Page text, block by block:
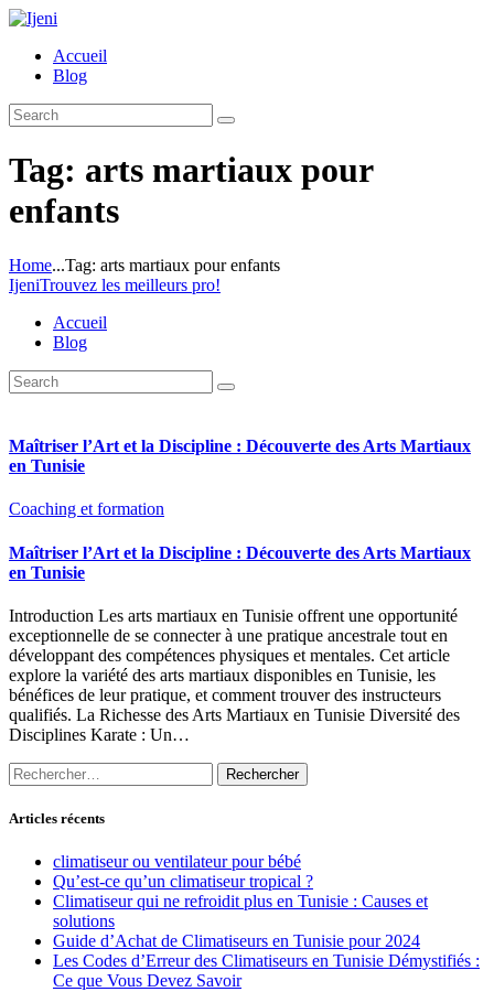
Accueil
Blog
Tag: arts martiaux pour
enfants
Home...Tag: arts martiaux pour enfants
IjeniTrouvez les meilleurs pro!
Accueil
Blog
Maîtriser l’Art et la Discipline : Découverte des Arts Martiaux
en Tunisie
Coaching et formation
Maîtriser l’Art et la Discipline : Découverte des Arts Martiaux
en Tunisie
Introduction Les arts martiaux en Tunisie offrent une opportunité
exceptionnelle de se connecter à une pratique ancestrale tout en
développant des compétences physiques et mentales. Cet article
explore la variété des arts martiaux disponibles en Tunisie, les
bénéfices de leur pratique, et comment trouver des instructeurs
qualifiés. La Richesse des Arts Martiaux en Tunisie Diversité des
Disciplines Karate : Un…
Rechercher :
Articles récents
climatiseur ou ventilateur pour bébé
Qu’est-ce qu’un climatiseur tropical ?
Climatiseur qui ne refroidit plus en Tunisie : Causes et
solutions
Guide d’Achat de Climatiseurs en Tunisie pour 2024
Les Codes d’Erreur des Climatiseurs en Tunisie Démystifiés :
Ce que Vous Devez Savoir